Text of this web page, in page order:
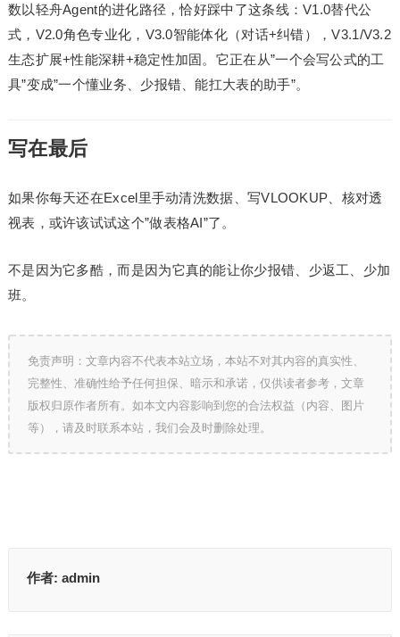
数以轻舟Agent的进化路径，恰好踩中了这条线：V1.0替代公
式，V2.0角色专业化，V3.0智能体化（对话+纠错），V3.1/V3.2
生态扩展+性能深耕+稳定性加固。它正在从”一个会写公式的工
具”变成”一个懂业务、少报错、能扛大表的助手”。
写在最后
如果你每天还在Excel里手动清洗数据、写VLOOKUP、核对透
视表，或许该试试这个”做表格AI”了。
不是因为它多酷，而是因为它真的能让你少报错、少返工、少加
班。
免责声明：文章内容不代表本站立场，本站不对其内容的真实性、
完整性、准确性给予任何担保、暗示和承诺，仅供读者参考，文章
版权归原作者所有。如本文内容影响到您的合法权益（内容、图片
等），请及时联系本站，我们会及时删除处理。
作者: admin